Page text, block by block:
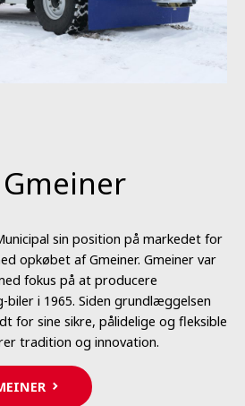
sin position på markedet for
opkøbet af Gmeiner. Gmeiner var
fokus på at producere
i 1965. Siden grundlæggelsen
for sine sikre, pålidelige og fleksible
tradition og innovation.